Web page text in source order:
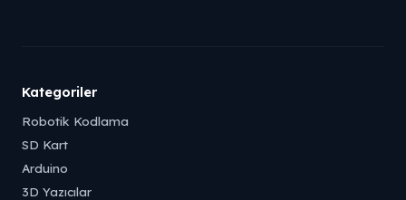
Kategoriler
Robotik Kodlama
SD Kart
Arduino
3D Yazıcılar